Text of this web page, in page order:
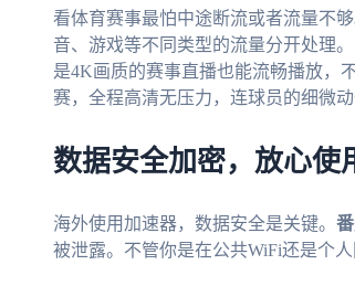
看体育赛事最怕中途断流或者流量不够
音、游戏等不同类型的流量分开处理
是4K画质的赛事直播也能流畅播放，
赛，全程高清无压力，连球员的细微
数据安全加密，放心使
海外使用加速器，数据安全是关键。
被泄露。不管你是在公共WiFi还是个